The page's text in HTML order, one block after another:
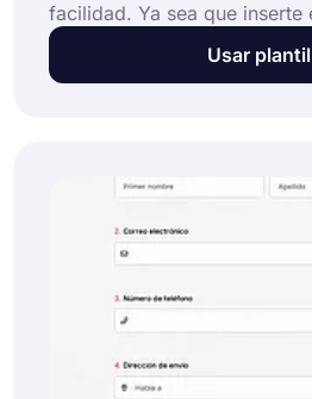
facilidad. Ya sea que inserte
sitio web o lo comparta en
las personas puedenUsar